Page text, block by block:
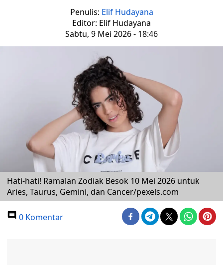
Penulis: Elif Hudayana
Editor: Elif Hudayana
Sabtu, 9 Mei 2026 - 18:46
Hati-hati! Ramalan Zodiak Besok 10 Mei 2026 untuk
Aries, Taurus, Gemini, dan Cancer/pexels.com
0 Komentar